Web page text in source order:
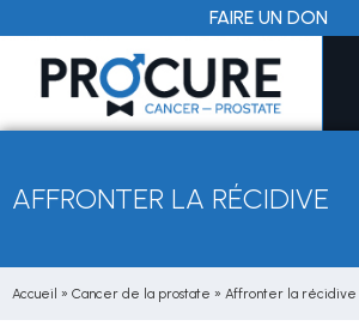
au
contenu
FAIRE UN DON
AFFRONTER LA RÉCIDIVE
Accueil » Cancer de la prostate » Affronter la récidive